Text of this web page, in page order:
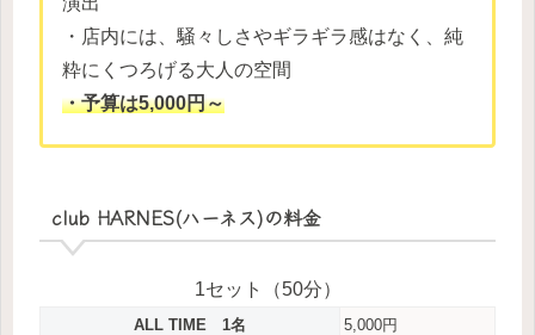
・店内には、騒々しさやギラギラ感はなく、純
粋にくつろげる大人の空間
・予算は5,000円～
club HARNES(ハーネス)の料金
1セット（50分）
ALL TIME 1名
5,000円